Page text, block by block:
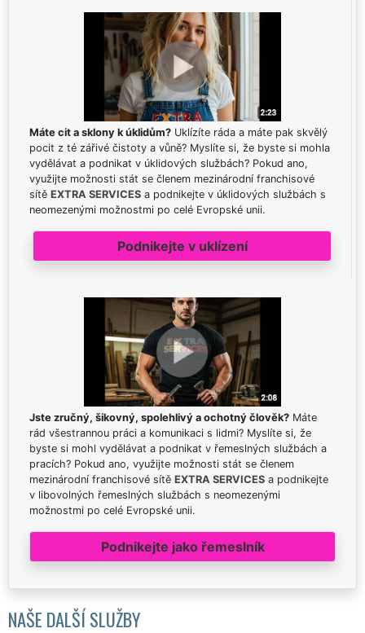
Máte cit a sklony k úklidům? Uklízíte ráda a máte pak skvělý
pocit z té zářivé čistoty a vůně? Myslíte si, že byste si mohla
vydělávat a podnikat v úklidových službách? Pokud ano,
využijte možnosti stát se členem mezinárodní franchisové
sítě EXTRA SERVICES a podnikejte v úklidových službách s
neomezenými možnostmi po celé Evropské unii.
Podnikejte v uklízení
Jste zručný, šikovný, spolehlivý a ochotný člověk? Máte
rád všestrannou práci a komunikaci s lidmi? Myslíte si, že
byste si mohl vydělávat a podnikat v řemeslných službách a
pracích? Pokud ano, využijte možnosti stát se členem
mezinárodní franchisové sítě EXTRA SERVICES a podnikejte
v libovolných řemeslných službách s neomezenými
možnostmi po celé Evropské unii.
Podnikejte jako řemeslník
NAŠE DALŠÍ SLUŽBY